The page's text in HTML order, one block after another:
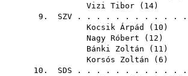
Vizi Tibor ( 14
9. SZV . . . . . . . . . . . . .
Kocsik Árpád
( 10
Nagy Róbert ( 12
Bánki Zoltán ( 11
Korsós Zoltán ( 6
10. SDS . . . . . . . . . . . . .